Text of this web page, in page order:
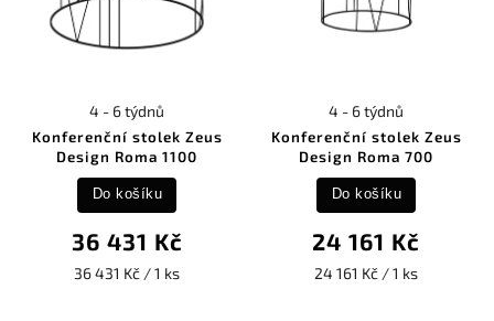
Konferenční stolek Zeus
Design Roma 1100
4 - 6 týdnů
36 431 Kč
36 431 Kč / 1 ks
Do košíku
Konferenční stolek Zeus
Design Roma 700
4 - 6 týdnů
24 161 Kč
24 161 Kč / 1 ks
Do košíku